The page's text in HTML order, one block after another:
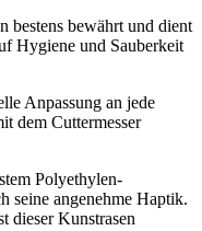
bestens bewährt und dient
Hygiene und Sauberkeit
Anpassung an jede
dem Cuttermesser
Polyethylen-
seine angenehme Haptik.
dieser Kunstrasen